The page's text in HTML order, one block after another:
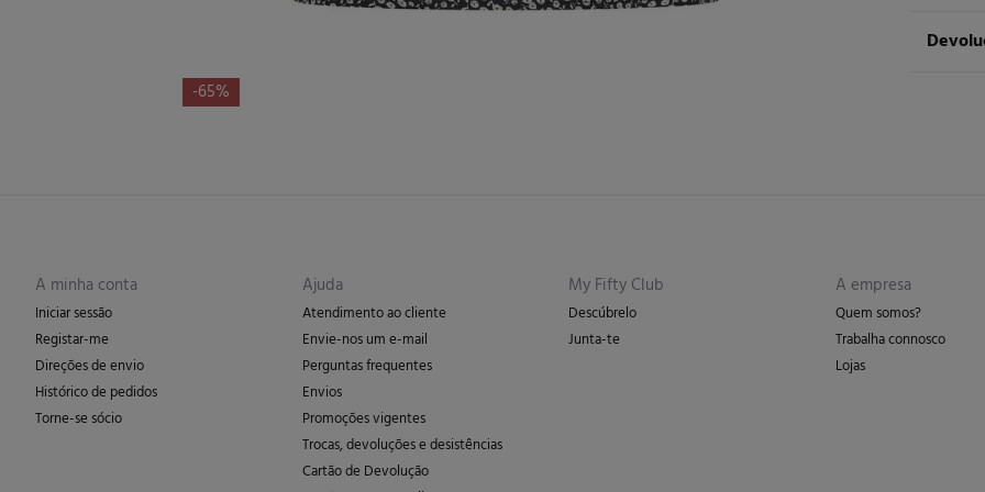
-65%
A minha conta
Iniciar sessão
Registar-me
Direções de envio
Histórico de pedidos
Torne-se sócio
Ajuda
Atendimento ao cliente
Envie-nos um e-mail
Perguntas frequentes
Envios
Promoções vigentes
Trocas, devoluções e desistências
Cartão de Devolução
My Fifty Club
Descúbrelo
Junta-te
A empresa
Quem somos?
Trabalha connosco
Lojas